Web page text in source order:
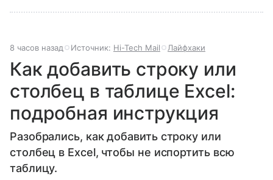
8 часов назад Источник: Hi-Tech Mail Лайфхаки
Как добавить строку или
столбец в таблице Excel:
подробная инструкция
Разобрались, как добавить строку или
столбец в Excel, чтобы не испортить всю
таблицу.